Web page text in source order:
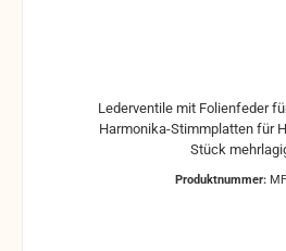
Lederventile mit Folienfeder
Harmonika-Stimmplatten für
Produktnummer: